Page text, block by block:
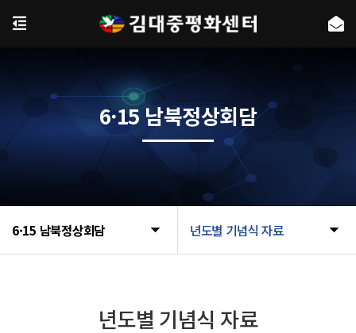
6·15 남북정상회담 년도별 기념식 자료
6·15 남북정상회담
년도별 기념식 자료